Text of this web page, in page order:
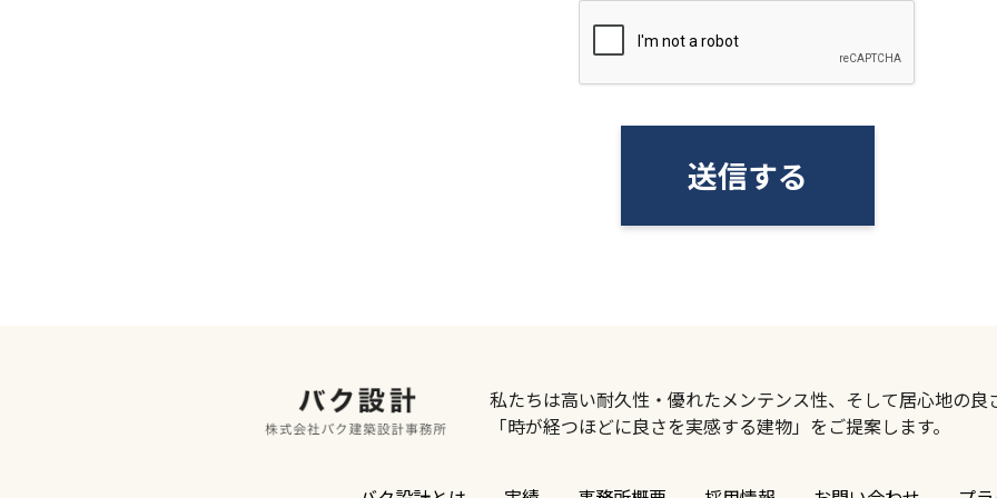
送信する
私たちは高い耐久性・優れたメンテンス性、そして居心地の良
「時が経つほどに良さを実感する建物」をご提案します。